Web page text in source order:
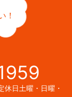
！
日土曜・日曜・